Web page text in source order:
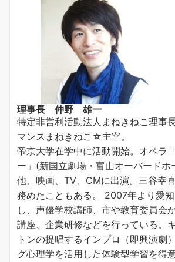
理事長 仲野 雄一
特定非営利活動法人まねきねこ理事
マンスまねきねこ☆主宰。
帝京大学在学中に活動開始。オペラ
ー」(新国立劇場・富山オーバードホ
他、映画、TV、CMに出演。三谷幸
務めたこともある。 2007年より愛
し、声優学校講師、市や教育委員会
講座、企業研修などを行っている。
トンの提唱するインプロ（即興演劇
グ心理学を活用した体験型学習を得